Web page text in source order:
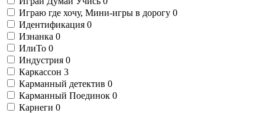
Играю где хочу, Мини-игры в дорогу 0
Идентификация 0
Изнанка 0
ИлиТо 0
Индустрия 0
Каркассон 3
Карманный детектив 0
Карманный Поединок 0
Карнеги 0